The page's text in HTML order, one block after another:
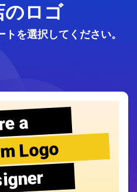
のロゴ
を選択してください。
a
Logo